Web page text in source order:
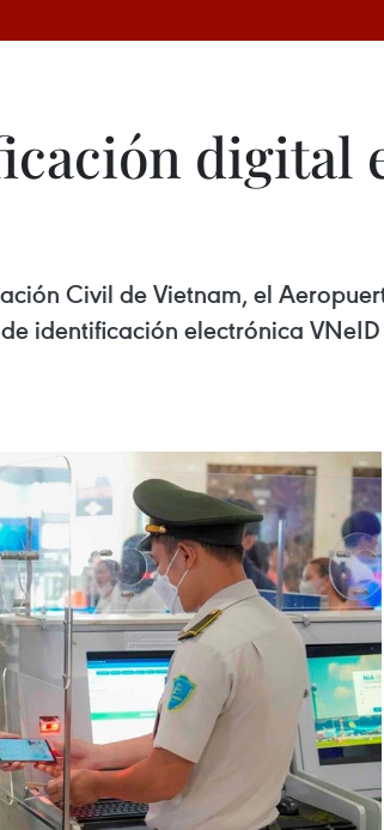
digital
Civil de Vietnam, el
identificación electrónica